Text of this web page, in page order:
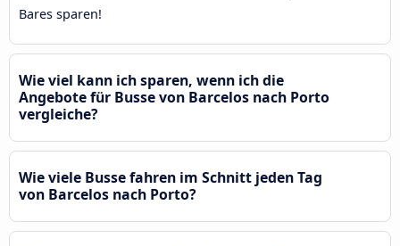
Bares sparen!
Wie viel kann ich sparen, wenn ich die
Angebote für Busse von Barcelos nach Porto
vergleiche?
Wie viele Busse fahren im Schnitt jeden Tag
von Barcelos nach Porto?